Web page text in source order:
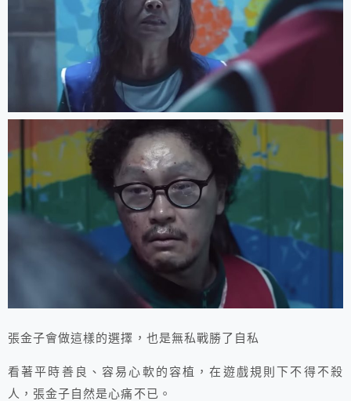
張金子會做這樣的選擇，也是無私戰勝了自私
看著平時善良、容易心軟的容植，在遊戲規則下不得不殺
人，張金子自然是心痛不已。